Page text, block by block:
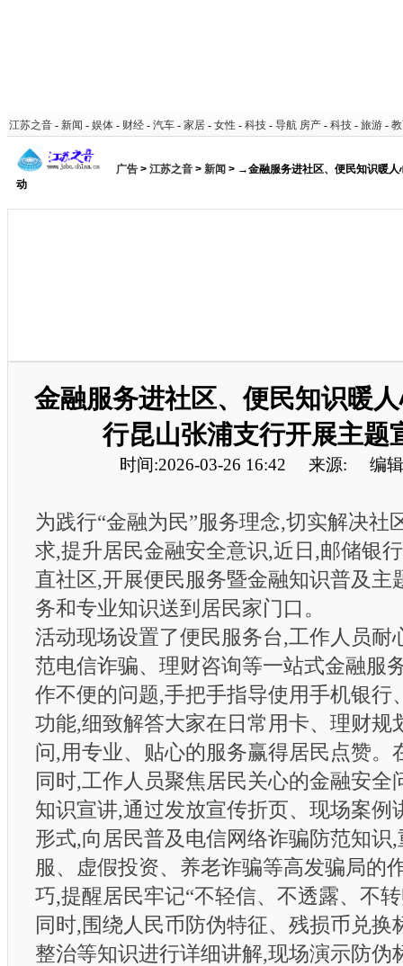
江苏之音 - 新闻 - 娱体 - 财经 - 汽车 - 家居 - 女性 - 科技 - 导航 房产 - 科技 - 旅游 -
广告 > 江苏之音 > 新闻 > →金融服务进社区、便民知识暖
动
金融服务进社区、便民知识暖
行昆山张浦支行开展主题
时间:2026-03-26 16:42 来源: 编
为践行“金融为民”服务理念,切实解决社
求,提升居民金融安全意识,近日,邮储银
直社区,开展便民服务暨金融知识普及主
务和专业知识送到居民家门口。
活动现场设置了便民服务台,工作人员耐
范电信诈骗、理财咨询等一站式金融服
作不便的问题,手把手指导使用手机银行
功能,细致解答大家在日常用卡、理财规
问,用专业、贴心的服务赢得居民点赞。
同时,工作人员聚焦居民关心的金融安全
知识宣讲,通过发放宣传折页、现场案例
形式,向居民普及电信网络诈骗防范知识
服、虚假投资、养老诈骗等高发骗局的
巧,提醒居民牢记“不轻信、不透露、不
同时,围绕人民币防伪特征、残损币兑换
整治等知识进行详细讲解,现场演示防伪